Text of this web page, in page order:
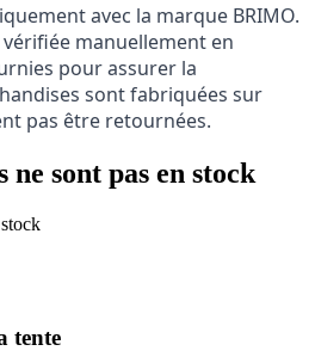
avec la marque BRIMO.
manuellement en
pour assurer la
sont fabriquées sur
pas être retournées.
ne sont pas en stock
tente